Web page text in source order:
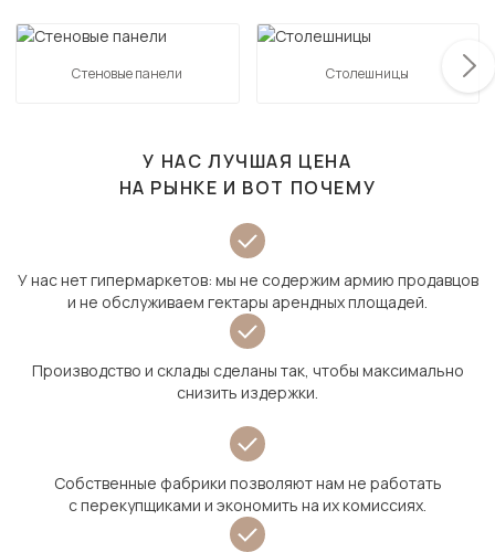
Стеновые панели Столешницы
У НАС ЛУЧШАЯ ЦЕНА
НА РЫНКЕ И ВОТ ПОЧЕМУ
У нас нет гипермаркетов: мы не содержим армию продавцов
и не обслуживаем гектары арендных площадей.
Производство и склады сделаны так, чтобы максимально
снизить издержки.
Собственные фабрики позволяют нам не работать
с перекупщиками и экономить на их комиссиях.